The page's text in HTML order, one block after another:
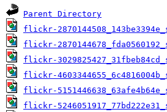
Parent Directory
flickr-
flickr-
flickr-
flickr-
flickr-
flickr-